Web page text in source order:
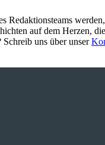
Redaktionsteams
auf dem Herzen,
Schreib uns über unser